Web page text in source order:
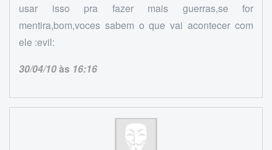
usar isso pra fazer mais guerras,se for
mentira,bom,voces sabem o que vai acontecer com
ele :evil:
30/04/10às 16:16